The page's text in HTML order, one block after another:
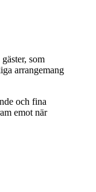
som
arrangemang
och fina
emot när